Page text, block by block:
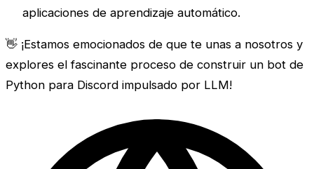
aplicaciones de aprendizaje automático.
👋 ¡Estamos emocionados de que te unas a nosotros y
explores el fascinante proceso de construir un bot de
Python para Discord impulsado por LLM!